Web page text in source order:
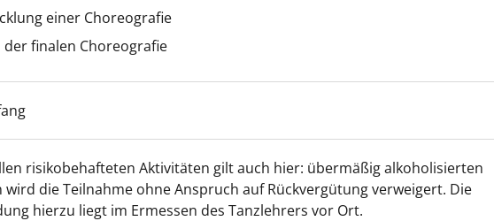
einer Choreografie
der finalen Choreografie
risikobehafteten Aktivitäten gilt auch hier: übermäßig alkoholisierten
wird die Teilnahme ohne Anspruch auf Rückvergütung verweigert. Die
hierzu liegt im Ermessen des Tanzlehrers vor Ort.